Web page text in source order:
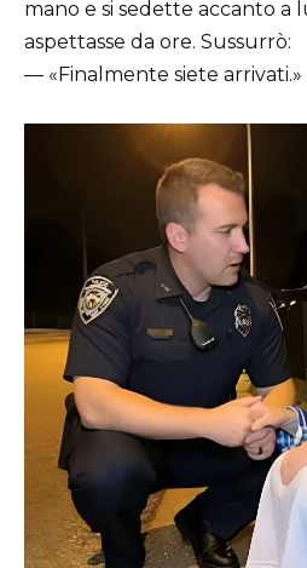
mano e si sedette accanto a
aspettasse da ore. Sussurrò:
— «Finalmente siete arrivati.»